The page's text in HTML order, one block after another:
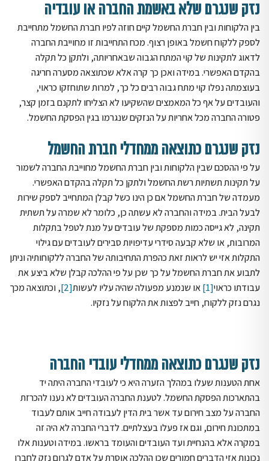
נזק שנגרם שלא באשמת החברה או עובדיה
בין הלקוחות ובין חברת החשמל קיים חוזה לפיו חברת החשמל מתחייבת
לספק ללקוח חשמל באופן רצוף. מכח התחייבות זו מחוייבת החברה
לדאוג לתקינות של קוי המתח הגבוה שבאחריותה, ולתקן כל תקלה
בהקדם האפשרי. במידה ואכן כך קרה אלא שכתוצאה מסערה חריגה
בעוצמתה נפלו קוי מתח גבוה רבים כל כך, למרות שתוחזקו כראוי,
והעובדים על אף כל המאמצים שהשקיעו לא הצליחו לתקנם בזמן קצר,
פטורה החברה מכל אחריות על הנזקים שנגרמו בגין הפסקת החשמל.
נזק שנגרם כתוצאה ממחדלי חברת החשמל
על פי ההסכם שבין הלקוחות ובין חברת החשמל מחוייבת החברה לשמור
על תקינות תשתיות רשת החשמל ולתקן כל תקלה בהקדם האפשרי.
מעמדה של חברת החשמל אם כן הינו כשל קבלן המתחייב לספק שירות
לבעל הבית. במידה והחברה לא עשתה כן, כלומר לא שמרה על תשתית
תקינה, לא גייסה כמות מספקת של עובדים על מנת לטפל בתקלות
המרובות, או שלא קבעה סידרי עדיפויות סבירים לעובדים עם גילוי
התקלות אזי יש לראות זאת כהפרת התחיבותה של החברה ללקוחותיה וניתן
לתבוע את חברת החשמל על כך שכן על פי ההלכה קבלן שלא ביצע את
עבודתו כראוי[1] או שנמנע מפעולה שהיה עליו לעשות[2]
, וכתוצאה מכך
נגרם נזק ללקוח, חייב לפצות את הלקוח על נזקיו.
נזק שנגרם כתוצאה ממחדלי עובדי החברה
אחת הטענות שעלו במהלך הזערה היא כי לעובדי החברה היתה יד
בהתארכות הפסקת החשמל. לטענת החברה העובדים לא נענו להכרזת
החברה על מצב חירום עד אשר בית הדין לעבודה חייב אותם לעבוד
במתכונת חירום, וגם אז פעלו בעצלתיים. לדברי החברה לא היה זה
במקרה אלא בהנחיית ועד העובדים והעומד בראשו. במידה וטענות אלו
נכונות אזי הדברים חמורים שכן ההלכה אוסרת על אדם לגרום נזק לחברו